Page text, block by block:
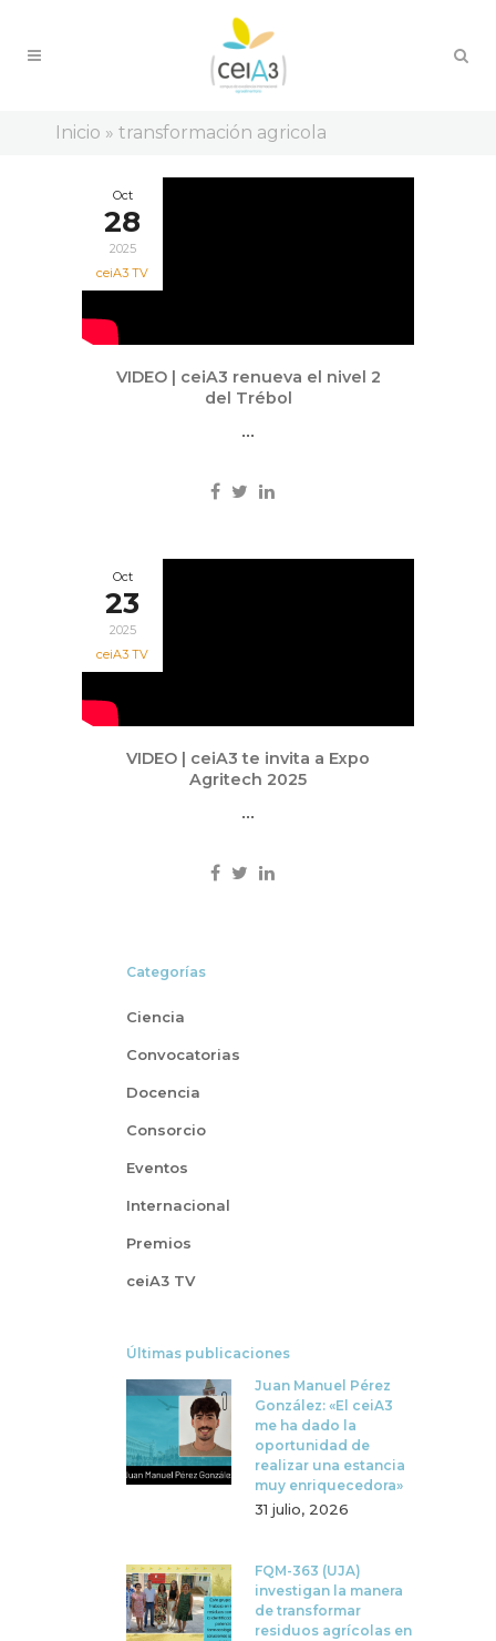
Inicio » transformación agricola
Oct
28
2025
ceiA3 TV
VIDEO | ceiA3 renueva el nivel 2
del Trébol
...
Oct
23
2025
ceiA3 TV
VIDEO | ceiA3 te invita a Expo
Agritech 2025
...
Categorías
Ciencia
Convocatorias
Docencia
Consorcio
Eventos
Internacional
Premios
ceiA3 TV
Últimas publicaciones
Juan Manuel Pérez
González: «El ceiA3
me ha dado la
oportunidad de
realizar una estancia
muy enriquecedora»
31 julio, 2026
FQM-363 (UJA)
investigan la manera
de transformar
residuos agrícolas en